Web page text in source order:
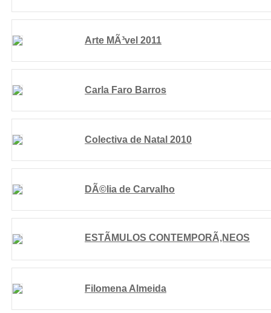
Arte MÃ³vel 2011
Carla Faro Barros
Colectiva de Natal 2010
DÃ©lia de Carvalho
ESTÃMULOS CONTEMPORÃ‚NEOS
Filomena Almeida